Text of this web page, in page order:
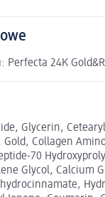
Perfecta 24K
Glycerin,
Collagen
70
Glycol, Calcium